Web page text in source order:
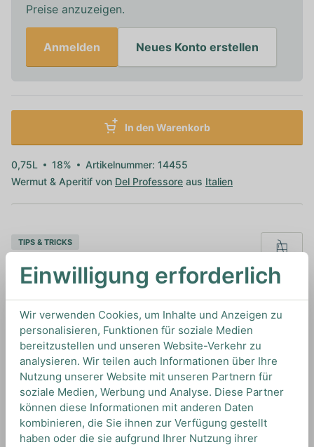
Preise anzuzeigen.
Anmelden Neues Konto erstellen
In den Warenkorb
0,75L 18%
Artikelnummer: 14455
Wermut & Aperitif von Del Professore aus Italien
TIPS & TRICKS
HOW TO DRINK
Wir empfehlen diesen Vermouth pur oder mit
Soda als erfrischenden Highball. Auch für Drinks
wie den Negroni eignet er sich optimal.
UNSERE EMPFEHLUNGEN
Einwilligung erforderlich
Wir verwenden Cookies, um Inhalte und Anzeigen zu
personalisieren, Funktionen für soziale Medien
bereitzustellen und unseren Website-Verkehr zu
analysieren. Wir teilen auch Informationen über Ihre
Nutzung unserer Website mit unseren Partnern für
soziale Medien, Werbung und Analyse. Diese Partner
können diese Informationen mit anderen Daten
kombinieren, die Sie ihnen zur Verfügung gestellt
haben oder die sie aufgrund Ihrer Nutzung ihrer